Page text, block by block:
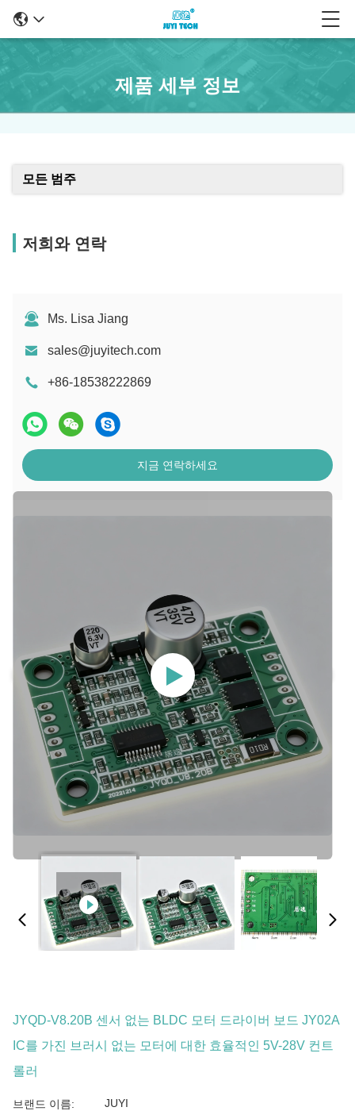
제품 세부 정보
모든 범주
저희와 연락
Ms. Lisa Jiang
sales@juyitech.com
+86-18538222869
지금 연락하세요
JYQD-V8.20B 센서 없는 BLDC 모터 드라이버 보드 JY02A
IC를 가진 브러시 없는 모터에 대한 효율적인 5V-28V 컨트
롤러
브랜드 이름: JUYI